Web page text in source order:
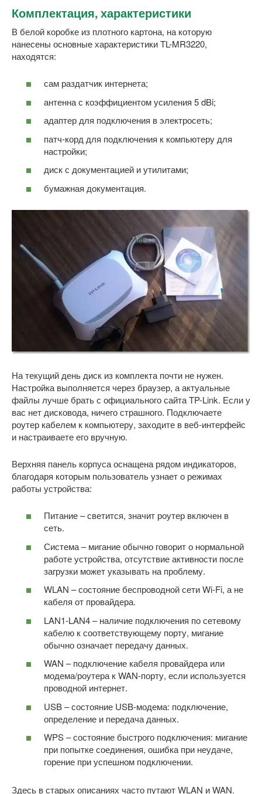
Комплектация, характеристики
В белой коробке из плотного картона, на которую
нанесены основные характеристики TL-MR3220,
находятся:
сам раздатчик интернета;
антенна с коэффициентом усиления 5 dBi;
адаптер для подключения в электросеть;
патч-корд для подключения к компьютеру для
настройки;
диск с документацией и утилитами;
бумажная документация.
На текущий день диск из комплекта почти не нужен.
Настройка выполняется через браузер, а актуальные
файлы лучше брать с официального сайта TP-Link. Если у
вас нет дисковода, ничего страшного. Подключаете
роутер кабелем к компьютеру, заходите в веб-интерфейс
и настраиваете его вручную.
Верхняя панель корпуса оснащена рядом индикаторов,
благодаря которым пользователь узнает о режимах
работы устройства:
Питание – светится, значит роутер включен в
сеть.
Система – мигание обычно говорит о нормальной
работе устройства, отсутствие активности после
загрузки может указывать на проблему.
WLAN – состояние беспроводной сети Wi-Fi, а не
кабеля от провайдера.
LAN1-LAN4 – наличие подключения по сетевому
кабелю к соответствующему порту, мигание
обычно означает передачу данных.
WAN – подключение кабеля провайдера или
модема/роутера к WAN-порту, если используется
проводной интернет.
USB – состояние USB-модема: подключение,
определение и передача данных.
WPS – состояние быстрого подключения: мигание
при попытке соединения, ошибка при неудаче,
горение при успешном подключении.
Здесь в старых описаниях часто путают WLAN и WAN.